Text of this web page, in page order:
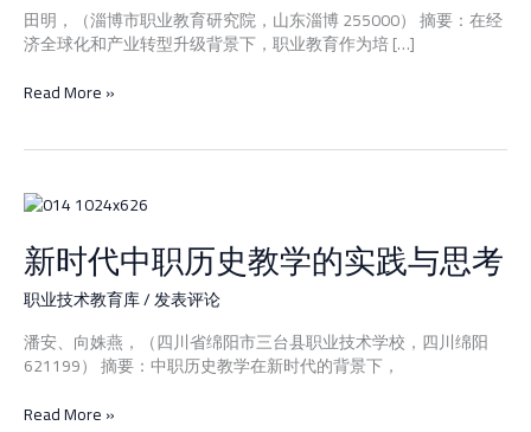
田明，（淄博市职业教育研究院，山东淄博 255000） 摘要：在经
济全球化和产业转型升级背景下，职业教育作为培 […]
职
财
商
类
业
产
教
融
合
路
径
研
Read More »
新时代中职历史教学的实践与思考
职业技术教育库/发表评论
潘安、向姝燕，（四川省绵阳市三台县职业技术学校，四川绵阳
621199） 摘要：中职历史教学在新时代的背景下，
新
代
中
职
史
教
的
Read More »